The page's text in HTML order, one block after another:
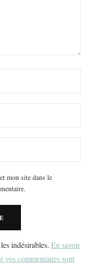
mon site dans le
indésirables. En savoir
vos commentaires sont